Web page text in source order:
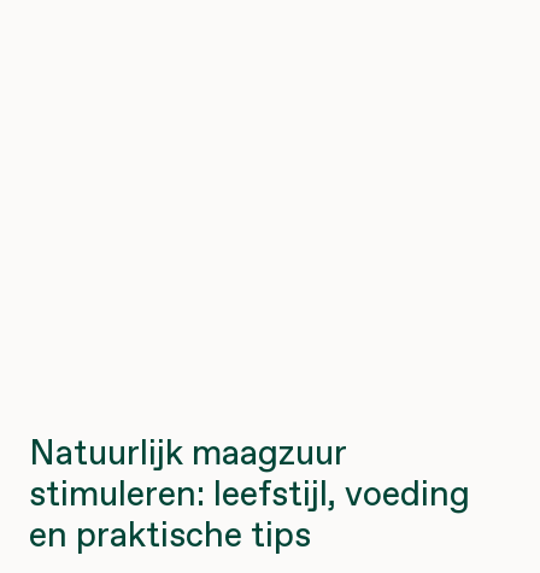
Natuurlijk maagzuur
stimuleren: leefstijl, voeding
en praktische tips